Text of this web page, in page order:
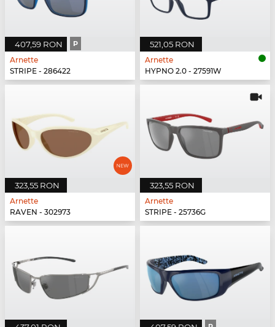
407,59 RON P
Arnette
STRIPE - 286422
521,05 RON
Arnette
HYPNO 2.0 - 27591W
323,55 RON
Arnette
RAVEN - 302973
323,55 RON
Arnette
STRIPE - 25736G